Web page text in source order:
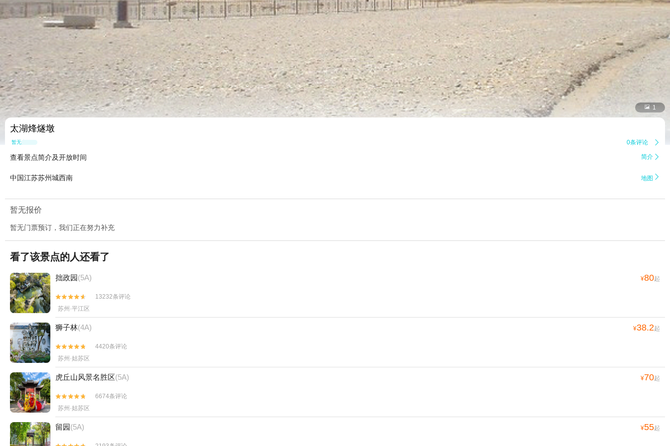
 1
太湖烽燧墩
暂无点评 0条评论 
查看景点简介及开放时间 简介 
中国江苏苏州城西南 地图 
暂无报价
暂无门票预订，我们正在努力补充
看了该景点的人还看了
拙政园(5A) ¥80起


13232条评论
苏州·平江区
狮子林(4A) ¥38.2起


4420条评论
苏州·姑苏区
虎丘山风景名胜区(5A) ¥70起


6674条评论
苏州·姑苏区
留园(5A) ¥55起